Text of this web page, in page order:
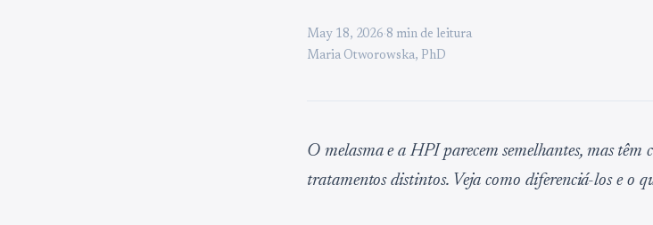
May 18, 2026·8 min de leitura
Maria Otworowska, PhD
O melasma e a HPI parecem semelhantes, mas têm
tratamentos distintos. Veja como diferenciá-los e o